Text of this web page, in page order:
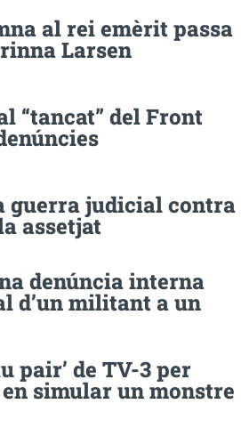
al rei emèrit passa
Larsen
“tancat” del Front
guerra judicial contra
assetjat
denúncia interna
d’un militant a un
pair’ de TV-3 per
simular un monstre